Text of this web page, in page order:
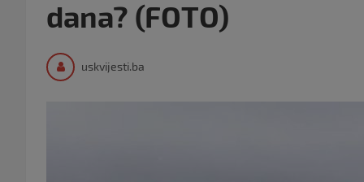
dana? (FOTO)
uskvijesti.ba